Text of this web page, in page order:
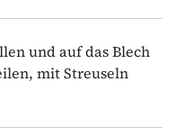
und auf das Blech
mit Streuseln